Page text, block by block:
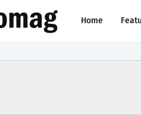
Home